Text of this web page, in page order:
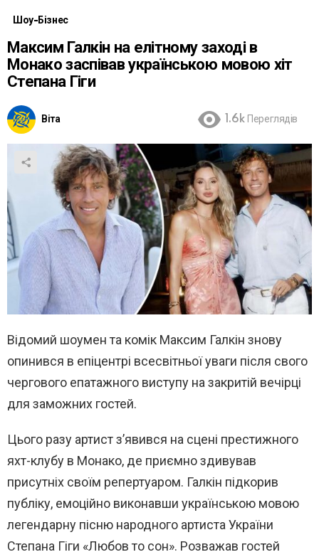
Шоу-Бізнес
Максим Галкін на елітному заході в
Монако заспівав українською мовою хіт
Степана Гіги
Віта 1.6k Переглядів
Відомий шоумен та комік Максим Галкін знову
опинився в епіцентрі всесвітньої уваги після свого
чергового епатажного виступу на закритій вечірці
для заможних гостей.
Цього разу артист з’явився на сцені престижного
яхт-клубу в Монако, де приємно здивував
присутніх своїм репертуаром. Галкін підкорив
публіку, емоційно виконавши українською мовою
легендарну пісню народного артиста України
Степана Гіги «Любов то сон». Розважав гостей